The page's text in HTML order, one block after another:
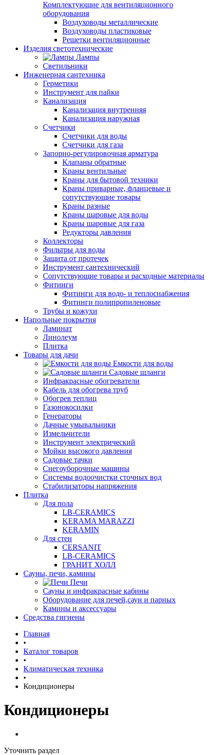
Комплектующие для вентиляционного
оборудования
Воздуховоды металлические
Воздуховоды пластиковые
Решетки вентиляционные
Изделия светотехнические
Лампы
Светильники
Инженерная сантехника
Герметики
Инструмент для пайки
Канализация
Канализация внутренняя
Канализация наружная
Счетчики
Счетчики для воды
Счетчики для газа
Запорно-регулировочная арматура
Клапаны обратные
Краны вентильные
Краны для бытовой техники
Краны приварные, фланцевые и
сопутствующие товары
Краны разные
Краны шаровые для воды
Краны шаровые для газа
Редукторы давления
Коллекторы
Фильтры для воды
Защита от протечек
Инструмент сантехнический
Сопутствующие товары и расходные материалы
Фитинги
Фитинги для водо- и теплоснабжения
Фитинги полипропиленовые
Трубы и кожухи
Напольные покрытия
Ламинат
Линолеум
Плитка
Товары для дачи
Емкости для воды
Садовые шланги
Инфракрасные обогреватели
Кабель для обогрева труб
Обогрев теплиц
Газонокосилки
Генераторы
Дачные умывальники
Измельчители
Инструмент электрический
Мойки высокого давления
Садовые тачки
Снегоуборочные машины
Системы водоочистки сточных вод
Стабилизаторы напряжения
Плитка
Для пола
LB-CERAMICS
KERAMA MARAZZI
KERAMIN
Для стен
CERSANIT
LB-CERAMICS
ГРАНИТ ХОЛЛ
Сауны, печи, камины
Печи
Сауны и инфракрасные кабины
Оборудование для печей,саун и парных
Камины и аксессуары
Средства гигиены
Главная
•
Каталог товаров
•
Климатическая техника
•
Кондиционеры
Кондиционеры
Уточнить раздел